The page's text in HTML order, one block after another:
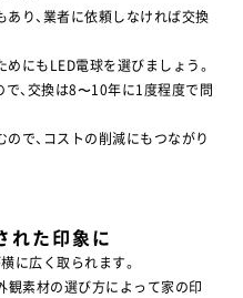
り、業者に依頼しなければ交換
にもLED電球を選びましょう。
、交換は8〜10年に1度程度で問
で、コストの削減にもつながり
れた印象に
に広く取られます。
観素材の選び方によって家の印
0120-734-938
下関店
0120-087-200